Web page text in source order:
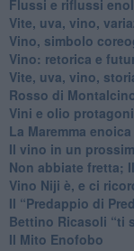
​Flussi e riflussi
Vite, uva, vino,
Vino, simbolo
​Vino: retorica e
​Vite, uva, vino,
​Rosso di
Vini e olio
​La Maremma enoica
Il vino in un
​Non abbiate fretta;
​Vino Niji è, e ci
Il “Predappio di
Bettino Ricasoli “ti
Il Mito Enofobo